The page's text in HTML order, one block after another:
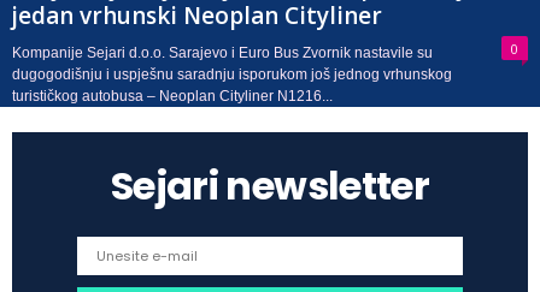
jedan vrhunski Neoplan Cityliner
0
Kompanije Sejari d.o.o. Sarajevo i Euro Bus Zvornik nastavile su
dugogodišnju i uspješnu saradnju isporukom još jednog vrhunskog
turističkog autobusa – Neoplan Cityliner N1216...
Sejari newsletter